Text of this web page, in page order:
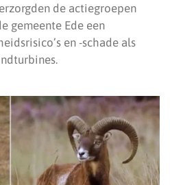
de actiegroepen
gemeente Ede een
en -schade als